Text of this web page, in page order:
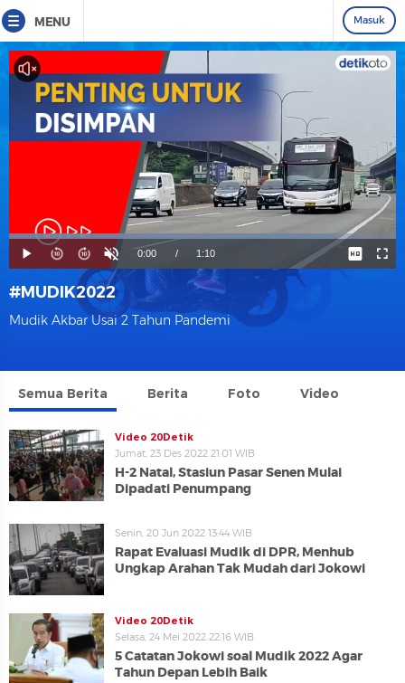
MENU Masuk
#MUDIK2022
Mudik Akbar Usai 2 Tahun Pandemi
Semua Berita Berita Foto Video
Video 20Detik
Jumat, 23 Des 2022 21:01 WIB
H-2 Natal, Stasiun Pasar Senen Mulai
Dipadati Penumpang
Senin, 20 Jun 2022 13:44 WIB
Rapat Evaluasi Mudik di DPR, Menhub
Ungkap Arahan Tak Mudah dari Jokowi
Video 20Detik
Selasa, 24 Mei 2022 22:16 WIB
5 Catatan Jokowi soal Mudik 2022 Agar
Tahun Depan Lebih Baik